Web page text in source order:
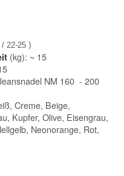
/ 22-25 )
(kg): ~ 15
NM 160 - 200
Creme, Beige,
Kupfer, Olive, Eisengrau,
Neonorange, Rot,